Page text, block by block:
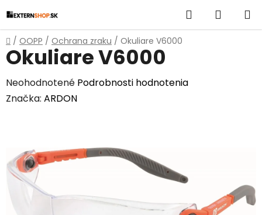
na
obsah
Hľadať
KOŠÍK
Domov
/ OOPP / Ochrana zraku / Okuliare V6000
Okuliare V6000
Priemerné
hodnotenie
z
5
hviezdičiek.
Neohodnotené Podrobnosti hodnotenia
Značka: ARDON